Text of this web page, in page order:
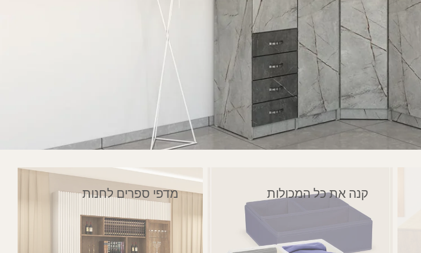
קנה את כל המכולות מדפי ספרים לחנות